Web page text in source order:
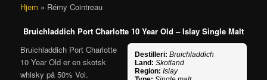
Hjem » Rémy Cointreau
Bruichladdich Port Charlotte 10 Year Old – Islay Single Malt
Destilleri: Bruichladdich
Land: Skotland
Region: Islay
Bruichladdich Port Charlotte
10 Year Old er en skotsk
whisky på 50% Vol.